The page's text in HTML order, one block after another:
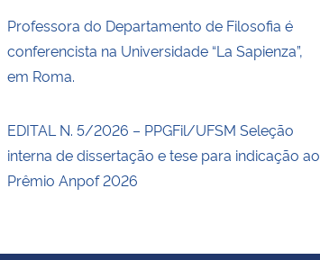
Professora do Departamento de Filosofia é
conferencista na Universidade “La Sapienza”,
em Roma.
EDITAL N. 5/2026 – PPGFil/UFSM Seleção
interna de dissertação e tese para indicação ao
Prêmio Anpof 2026